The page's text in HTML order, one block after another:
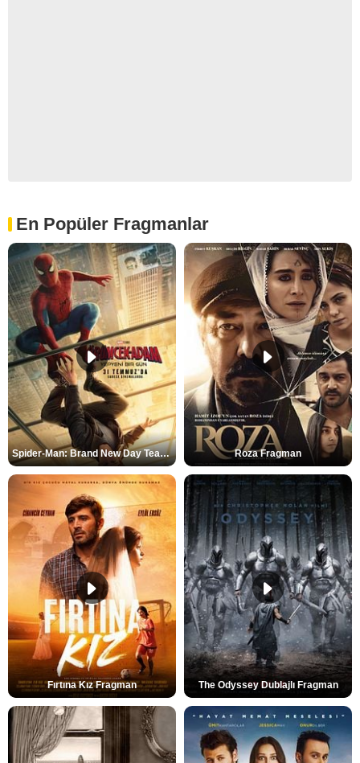
En Popüler Fragmanlar
Spider-Man: Brand New Day Teaser Roza Fragman
Fırtına Kız Fragman The Odyssey Dublajlı Fragman